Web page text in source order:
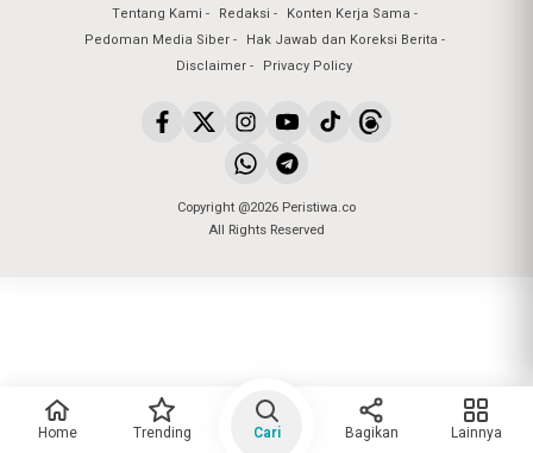
Tentang Kami Redaksi
Konten Kerja Sama
Pedoman Media Siber
Hak Jawab dan Koreksi Berita
Disclaimer
Privacy Policy
Copyright @2026 Peristiwa.co
All Rights Reserved
Home Trending Cari Bagikan Lainnya